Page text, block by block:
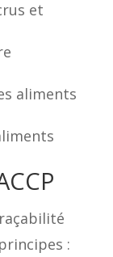
et
aliments
: